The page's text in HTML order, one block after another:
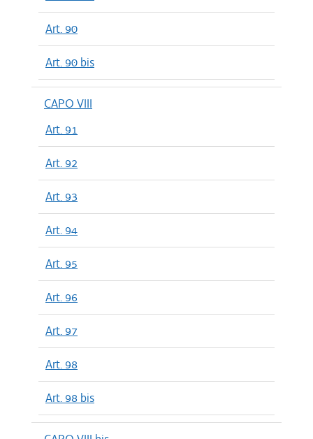
Art. 90
Art. 90 bis
CAPO VIII
Art. 91
Art. 92
Art. 93
Art. 94
Art. 95
Art. 96
Art. 97
Art. 98
Art. 98 bis